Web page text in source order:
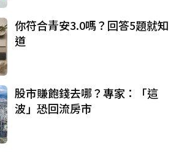
你符合青安3.0嗎？回答5題就知
道
股市賺飽錢去哪？專家：「這
波」恐回流房市